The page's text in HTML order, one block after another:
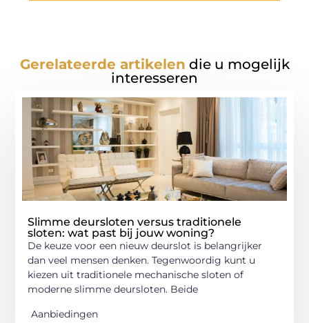
Gerelateerde artikelen die u mogelijk
interesseren
Slimme deursloten versus traditionele
sloten: wat past bij jouw woning?
De keuze voor een nieuw deurslot is belangrijker
dan veel mensen denken. Tegenwoordig kunt u
kiezen uit traditionele mechanische sloten of
moderne slimme deursloten. Beide
Aanbiedingen